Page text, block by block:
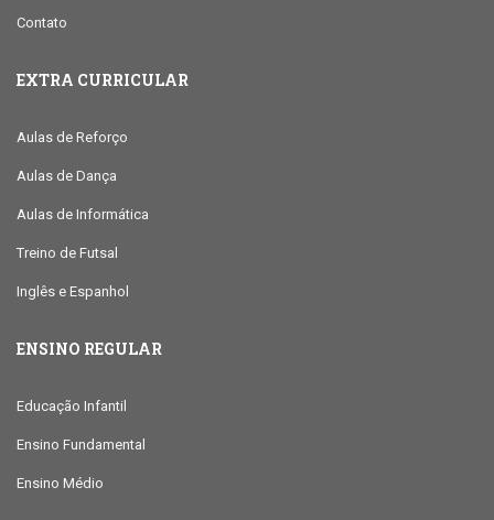
Contato
EXTRA CURRICULAR
Aulas de Reforço
Aulas de Dança
Aulas de Informática
Treino de Futsal
Inglês e Espanhol
ENSINO REGULAR
Educação Infantil
Ensino Fundamental
Ensino Médio